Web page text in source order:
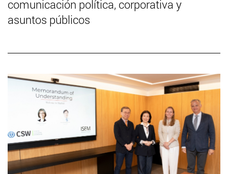
comunicación política, corporativa y
asuntos públicos